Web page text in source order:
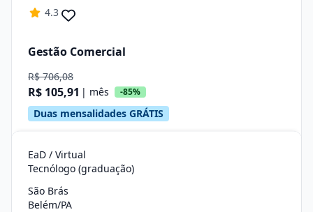
4.3
Gestão Comercial
R$ 706,08
R$ 105,91 | mês -85%
Duas mensalidades GRÁTIS
EaD / Virtual
Tecnólogo (graduação)
São Brás
Belém/PA